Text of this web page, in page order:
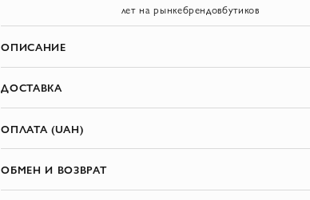
лет на рынкебрендовбутиков
ОПИСАНИЕ
ДОСТАВКА
ОПЛАТА (UAH)
ОБМЕН И ВОЗВРАТ